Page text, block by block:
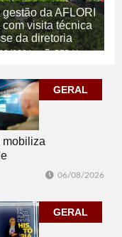
gestão da AFLORI
com visita técnica
da diretoria
2026 GERAL
GERAL
mobiliza
no RS
06/08/2026
GERAL